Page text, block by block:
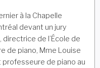
à la Chapelle
devant un jury
de l’École de
de piano, Mme Louise
de piano au